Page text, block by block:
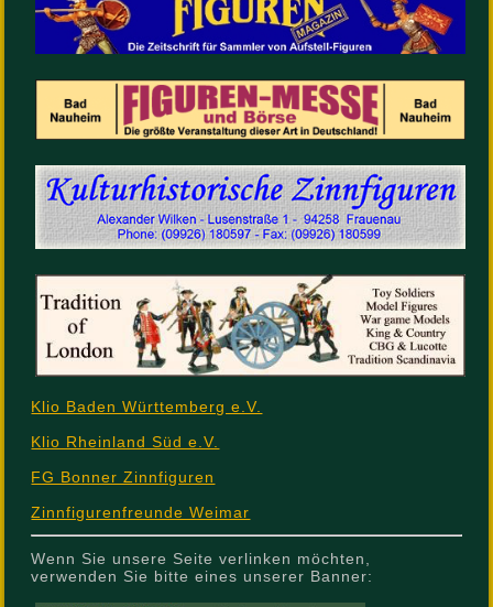
Klio Baden Württemberg e.V.
Klio Rheinland Süd e.V.
FG Bonner Zinnfiguren
Zinnfigurenfreunde Weimar
Wenn Sie unsere Seite verlinken möchten,
verwenden Sie bitte eines unserer Banner: